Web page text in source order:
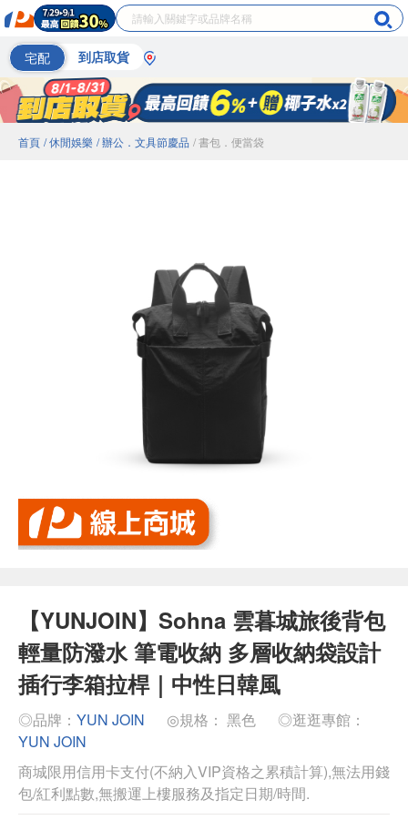
宅配 到店取貨
首頁 / 休閒娛樂 / 辦公．文具節慶品 / 書包．便當袋
【YUNJOIN】Sohna 雲暮城旅後背包
輕量防潑水 筆電收納 多層收納袋設計
插行李箱拉桿｜中性日韓風
◎品牌： YUN JOIN ◎規格： 黑色
◎逛逛專館：
YUN JOIN
商城限用信用卡支付(不納入VIP資格之累積計算),無法用錢
包/紅利點數,無搬運上樓服務及指定日期/時間.